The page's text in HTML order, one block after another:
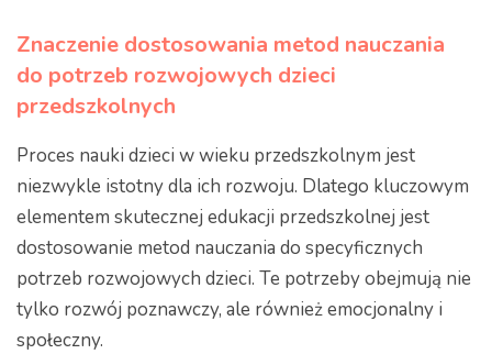
Znaczenie dostosowania metod nauczania
do potrzeb rozwojowych dzieci
przedszkolnych
Proces nauki dzieci w wieku przedszkolnym jest
niezwykle istotny dla ich rozwoju. Dlatego kluczowym
elementem skutecznej edukacji przedszkolnej jest
dostosowanie metod nauczania do specyficznych
potrzeb rozwojowych dzieci. Te potrzeby obejmują nie
tylko rozwój poznawczy, ale również emocjonalny i
społeczny.